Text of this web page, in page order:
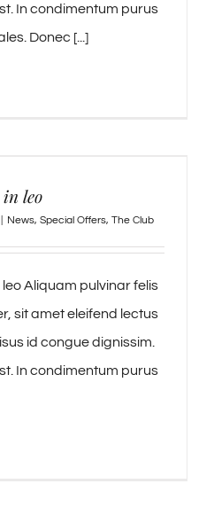
In condimentum purus
Donec [...]
leo
News, Special Offers, The Club
Aliquam pulvinar felis
sit amet eleifend lectus
id congue dignissim.
In condimentum purus